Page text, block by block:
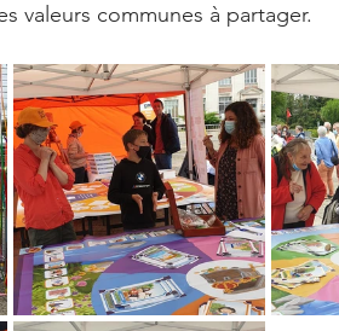
valeurs communes à partager.